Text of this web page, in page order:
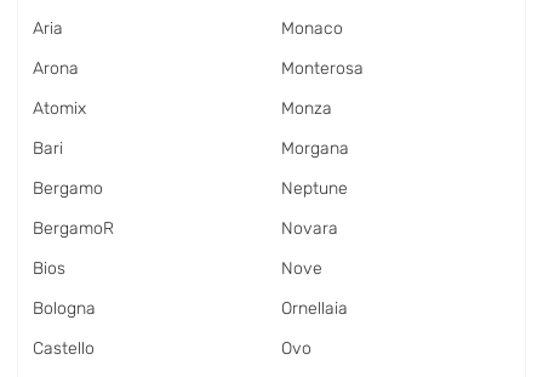
Aria
Arona
Atomix
Bari
Bergamo
BergamoR
Bios
Bologna
Castello
Monaco
Monterosa
Monza
Morgana
Neptune
Novara
Nove
Ornellaia
Ovo